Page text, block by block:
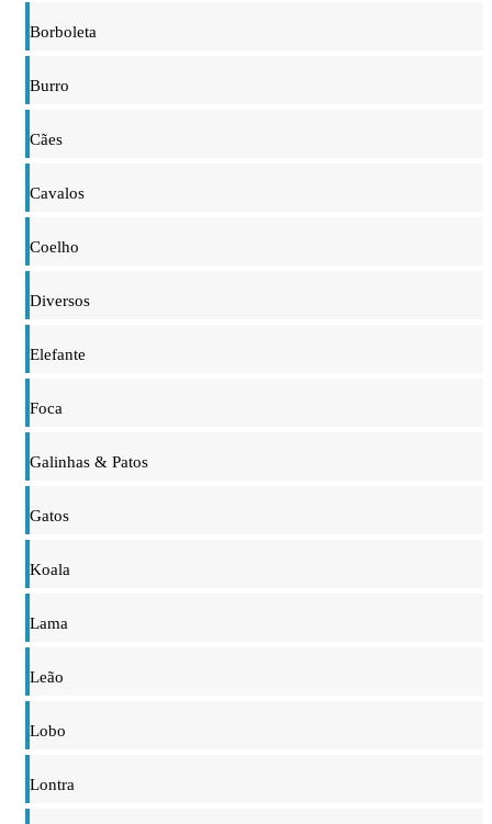
Borboleta
Burro
Cães
Cavalos
Coelho
Diversos
Elefante
Foca
Galinhas & Patos
Gatos
Koala
Lama
Leão
Lobo
Lontra